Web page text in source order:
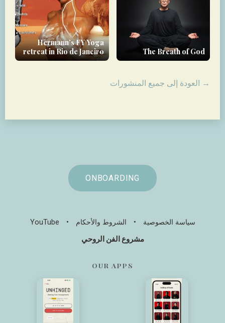
The Breath of God
Hermann’s FY Yoga
retreat in Rio de Janeiro
→ العودة إلى جميع المنشورات
ONBOARDING
سياسة الخصوصية • الشروط والأحكام •
YouTube
مشروع الفن الروحي
OUR APPS